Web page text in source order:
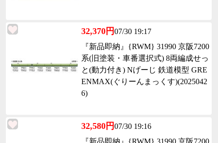
32,370円07/30 19:17
『新品即納』{RWM} 31990 京阪7200
系(旧塗装・車番選択式) 8両編成せっ
と(動力付き) Nげーじ 鉄道模型 GRE
ENMAX(ぐりーんまっくす)(2025042
6)
32,580円07/30 19:16
『新品即納』{RWM} 31990 京阪7200